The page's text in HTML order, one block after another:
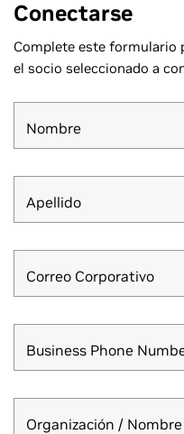
Conectarse
Complete este formulario
el socio seleccionado a
Nombre
Apellido
Correo Corporativo
Business Phone
Organización /